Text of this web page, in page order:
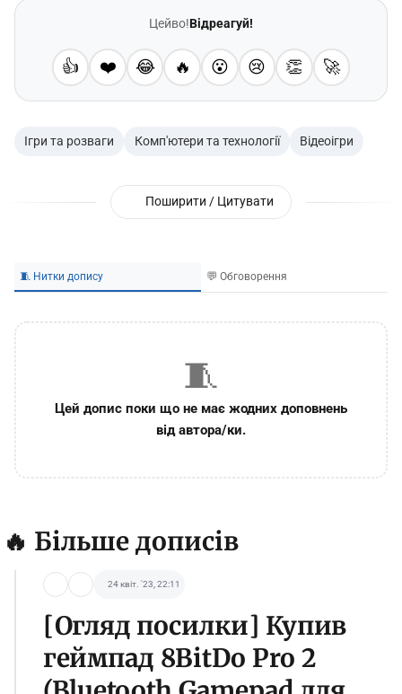
Цейво!Відреагуй!
👍 ❤️ 😂 🔥 😮 😢 👏 🚀
Ігри та розваги Комп'ютери та технології Відеоігри
Поширити / Цитувати
🧵 Нитки допису 💬 Обговорення
🧵
Цей допис поки що не має жодних доповнень
від автора/ки.
🔥 Більше дописів
24 квіт. '23, 22:11
[Огляд посилки] Купив
геймпад 8BitDo Pro 2